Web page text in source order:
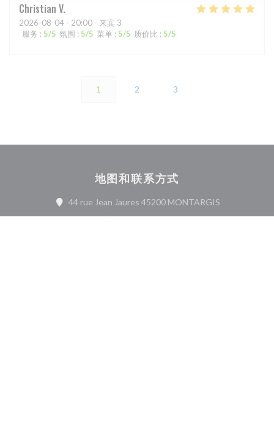
Christian V
2026-08-04 - 20:00 - 来宾 3
服务 : 5/5 氛围 : 5/5 菜单 : 5/5 质价比 : 5/5
1 2 3
地图和联系方式
44 rue Jean Jaures 45200 MONTARGIS((在新窗口中